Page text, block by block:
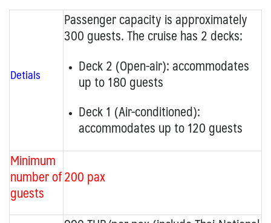
Detials
Passenger capacity is approximately
300 guests. The cruise has 2 decks:
Deck 2 (Open-air):accommodates
up to 180 guests
Deck 1 (Air-conditioned):
accommodates up to 120 guests
Minimum
number of
guests
200 pax